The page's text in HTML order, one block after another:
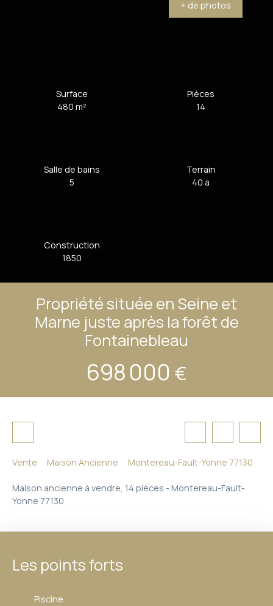
+ de photos
Surface
480m²
Pièces
14
Salle de bains
5
Terrain
40 a
Construction
1850
Propriété située en Seine et
Marne juste après la forêt de
Fontainebleau
698 000 €
Vente Maison Ancienne Montereau-Fault-Yonne 77130
Maison ancienne à vendre, 14 pièces - Montereau-Fault-
Yonne 77130
Les points forts
Piscine